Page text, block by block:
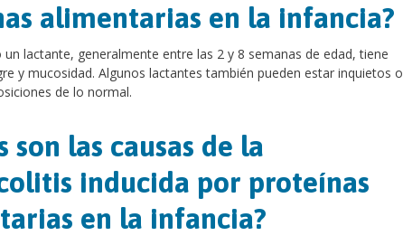
alimentarias en la infancia?
un lactante, generalmente entre las 2 y 8 semanas de edad, tiene
y mucosidad. Algunos lactantes también pueden estar inquietos o
de lo normal.
son las causas de la
inducida por proteínas
en la infancia?